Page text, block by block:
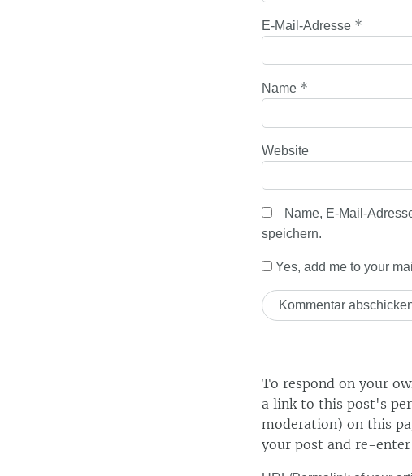
E-Mail-Adresse *
Name *
Website
Name, E-Mail-
speichern.
Yes, add me to your
To respond on your
a link to this post's
moderation) on this
your post and re-